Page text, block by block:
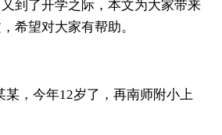
到了开学之际，本文为大家带来
希望对大家有帮助。
某，今年12岁了，再南师附小上